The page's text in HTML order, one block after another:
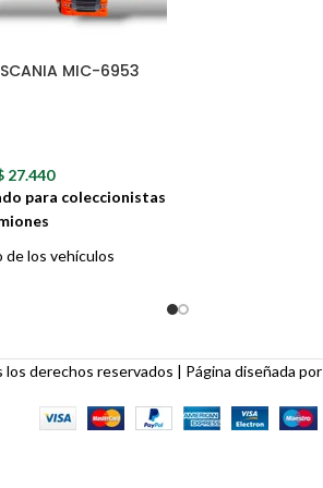
SCANIA MIC-6953
27.440
para coleccionistas
de los vehículos
este
niños.
derechos reservados | Página diseñada por